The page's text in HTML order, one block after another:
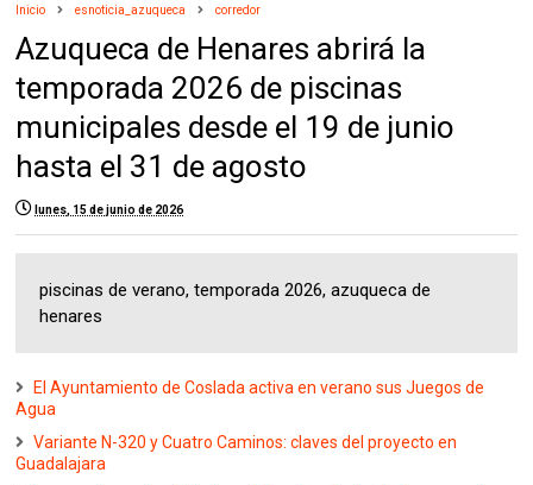
Inicio esnoticia_azuqueca corredor
Azuqueca de Henares abrirá la
temporada 2026 de piscinas
municipales desde el 19 de junio
hasta el 31 de agosto
lunes, 15 de junio de 2026
piscinas de verano, temporada 2026, azuqueca de
henares
El Ayuntamiento de Coslada activa en verano sus Juegos de
Agua
Variante N-320 y Cuatro Caminos: claves del proyecto en
Guadalajara